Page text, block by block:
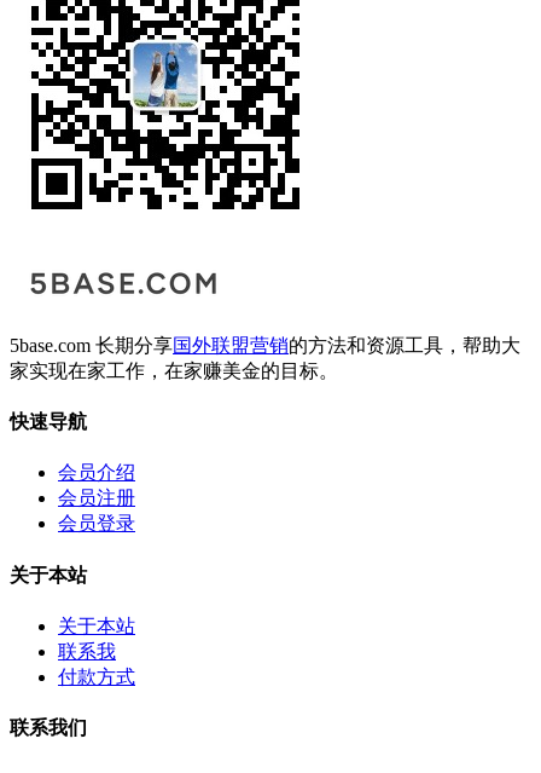
5base.com 长期分享国外联盟营销的方法和资源工具，帮助大
家实现在家工作，在家赚美金的目标。
快速导航
会员介绍
会员注册
会员登录
关于本站
关于本站
联系我
付款方式
联系我们